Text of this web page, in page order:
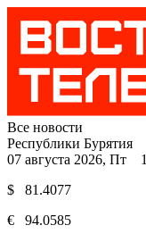
Все новости
Республики Бурятия
07 августа 2026, Пт
$ 81.4077
€ 94.0585